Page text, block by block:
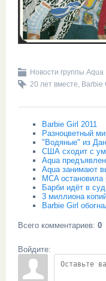
Новости группы Aqua
20 лет вместе Barbie
Barbie Girl 2011
Разноцветный
"Водяные" из
США сходит с
Aqua
Aqua занимают
MCA
Барби идёт в суд
3 миллиона
Barbie Girl
Всего комментариев: 0
Войдите: